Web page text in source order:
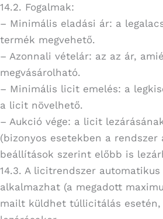
14.2. Fogalmak:
– Minimális eladási ár: a
termék megvehető.
– Azonnali vételár: az az ár,
megvásárolható.
– Minimális licit emelés: a
a licit növelhető.
– Aukció vége: a licit
(bizonyos esetekben a rendszer
beállítások szerint előbb is
14.3. A licitrendszer
alkalmazhat (a megadott
mailt küldhet túllicitálás